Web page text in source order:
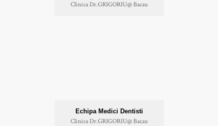
Clinica Dr.GRIGORIU@ Bacau
Echipa Medici Dentisti
Clinica Dr.GRIGORIU@ Bacau